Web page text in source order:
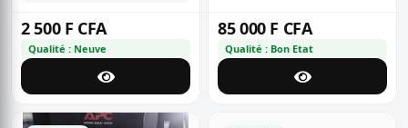
2 500 F CFA
Qualité : Neuve
85 000 F CFA
Qualité : Bon Etat